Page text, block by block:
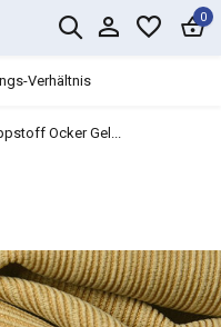
0
Verhältnis
Ocker Gel...